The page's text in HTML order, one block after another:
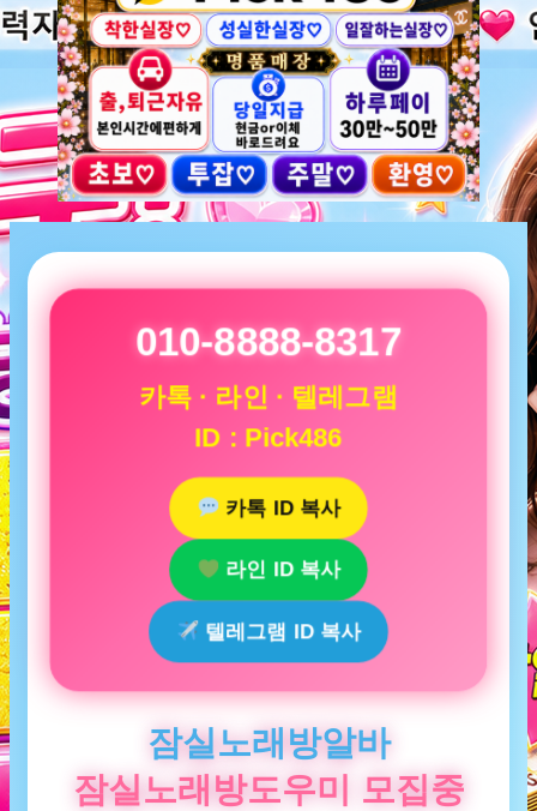
010-8888-8317
카톡 · 라인 · 텔레그램
ID : Pick486
카톡 ID 복사
라인 ID 복사
텔레그램 ID 복사
잠실노래방알바
잠실노래방도우미 모집중